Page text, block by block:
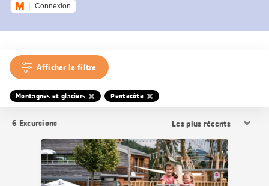
Connexion
Afficher le filtre
Montagnes et glaciers Pentecôte
6 Excursions
les
résultats